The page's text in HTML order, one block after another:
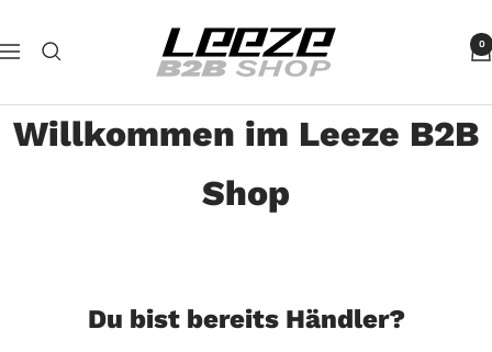
zum
Navigation
Leeze
B2B
0
Willkommen im Leeze B2B
Shop
Du bist bereits Händler?